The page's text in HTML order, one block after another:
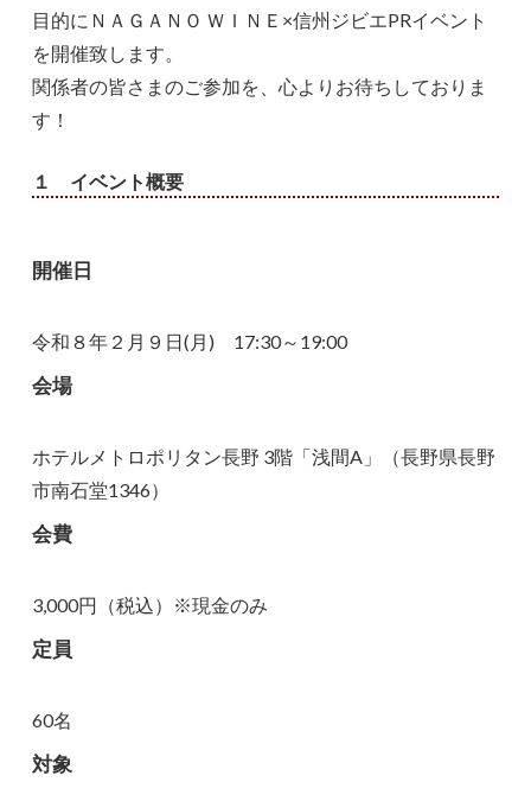
目的にＮＡＧＡＮＯ ＷＩＮＥ×信州ジビエPRイベント
を開催致します。
関係者の皆さまのご参加を、心よりお待ちしておりま
す！
１ イベント概要
開催日
令和８年２月９日(月) 17:30～19:00
会場
ホテルメトロポリタン長野 3階「浅間A」（長野県長野
市南石堂1346）
会費
3,000円（税込）※現金のみ
定員
60名
対象